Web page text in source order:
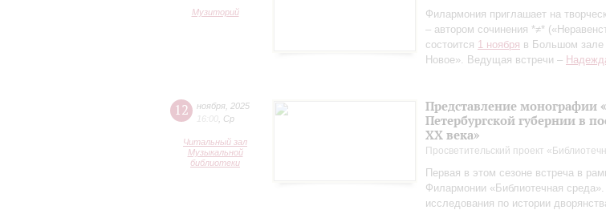
Музиторий
Филармония приглашает на
– автором сочинения *≠*
состоится 1 ноября в Большом зале
Новое». Ведущая встречи –
12 ноября 2025
16:00 Ср
Читальный зал
Музыкальной
библиотеки
Представление монографии
Петербургской губернии в
ХХ века»
Просветительский проект
Первая в этом сезоне встреча в
Филармонии «Библиотечная
исследования по истории